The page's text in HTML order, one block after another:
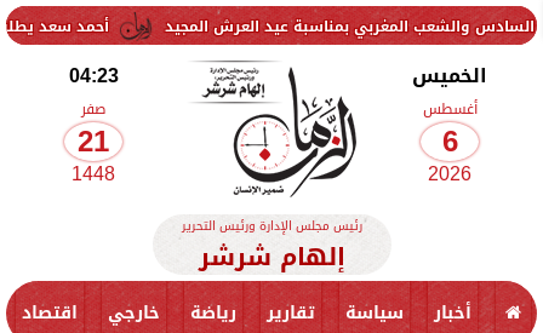
أحمد سعد يطلق «الألبوم بمناسبة عيد العرش المجيد
الخميس
أغسطس
6
2026
04:23
صفر
21
1448
رئيس مجلس الإدارة ورئيس التحرير
إلهام شرشر
أخبار سياسة تقارير رياضة خارجي اقتصاد